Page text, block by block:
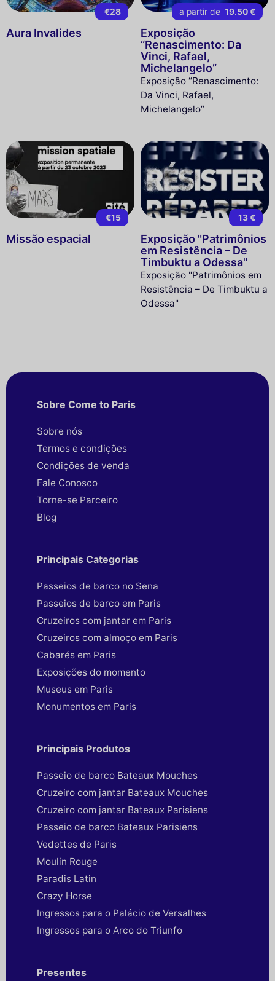
€28
Aura Invalides
a partir de 19.50 €
Exposição
“Renascimento: Da
Vinci, Rafael,
Michelangelo”
Exposição “Renascimento:
Da Vinci, Rafael,
Michelangelo”
€15
Missão espacial
13 €
Exposição "Patrimônios
em Resistência – De
Timbuktu a Odessa"
Exposição "Patrimônios em
Resistência – De Timbuktu a
Odessa"
Sobre Come to Paris
Sobre nós
Termos e condições
Condições de venda
Fale Conosco
Torne-se Parceiro
Blog
Principais Categorias
Passeios de barco no Sena
Passeios de barco em Paris
Cruzeiros com jantar em Paris
Cruzeiros com almoço em Paris
Cabarés em Paris
Exposições do momento
Museus em Paris
Monumentos em Paris
Principais Produtos
Passeio de barco Bateaux Mouches
Cruzeiro com jantar Bateaux Mouches
Cruzeiro com jantar Bateaux Parisiens
Passeio de barco Bateaux Parisiens
Vedettes de Paris
Moulin Rouge
Paradis Latin
Crazy Horse
Ingressos para o Palácio de Versalhes
Ingressos para o Arco do Triunfo
Presentes